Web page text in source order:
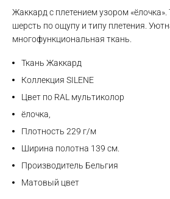
Жаккард с плетением узором
шерсть по ощупу и типу плетения.
многофункциональная ткань.
Ткань Жаккард
Коллекция SILENE
Цвет по RAL мультиколор
ёлочка,
Плотность 229 г/м
Ширина полотна 139 см.
Производитель Бельгия
Матовый цвет
Max
Telegram